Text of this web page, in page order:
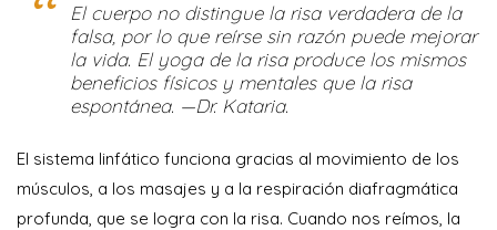
El cuerpo no distingue la risa verdadera de la
falsa, por lo que reírse sin razón puede mejorar
la vida. El yoga de la risa produce los mismos
beneficios físicos y mentales que la risa
espontánea. —Dr. Kataria.
El sistema linfático funciona gracias al movimiento de los
músculos, a los masajes y a la respiración diafragmática
profunda, que se logra con la risa. Cuando nos reímos, la